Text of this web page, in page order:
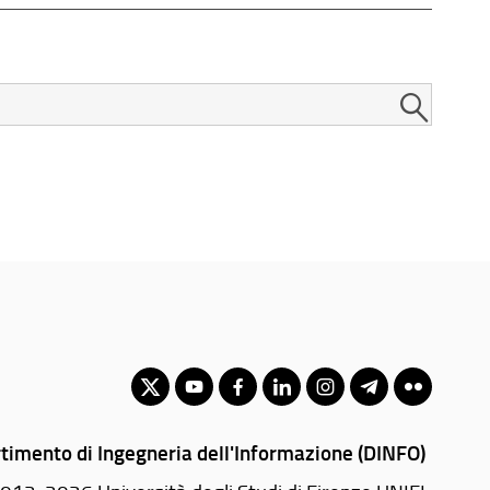
di Ingegneria dell'Informazione (DINFO)